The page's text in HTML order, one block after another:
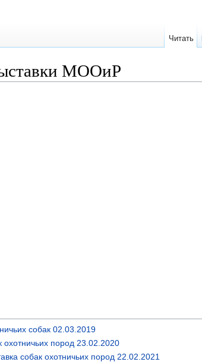
МООиР
собак 02.03.2019
охотничьих пород 23.02.2020
собак охотничьих пород 22.02.2021
Читать